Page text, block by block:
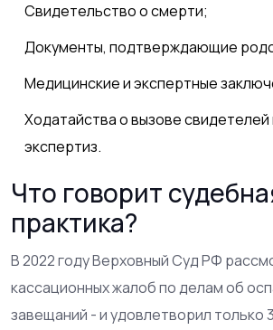
Свидетельство о смерти;
Документы, подтверждающие
Медицинские и экспертные
Ходатайства о вызове свидетелей
экспертиз.
Что говорит
практика?
В 2022 году Верховный Суд РФ
кассационных жалоб по делам об
завещаний - и удовлетворил только